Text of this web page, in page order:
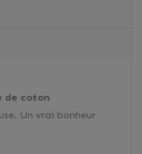
de coton
Un vrai bonheur